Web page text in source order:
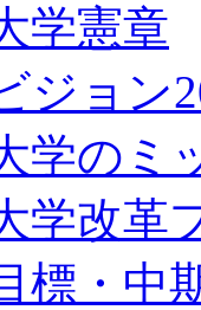
学憲章
ジョン
学のミ
学改革
標・中